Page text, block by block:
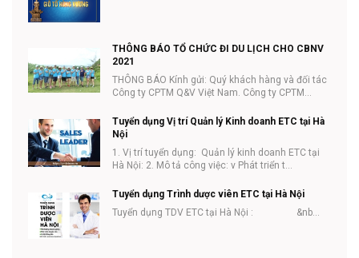
THÔNG BÁO TỔ CHỨC ĐI DU LỊCH CHO CBNV
2021
THÔNG BÁO Kính gửi: Quý khách hàng và đối tác
Công ty CPTM Q&V Việt Nam. Công ty CPTM
Tuyển dụng Vị trí Quản lý Kinh doanh ETC tại Hà
Nội
1. Vị trí tuyển dụng: Quản lý kinh doanh ETC tại
Hà Nội: 2. Mô tả công việc: v Phát triển t...
Tuyển dụng Trình dược viên ETC tại Hà Nội
Tuyển dụng TDV ETC tại Hà Nội : &nb...